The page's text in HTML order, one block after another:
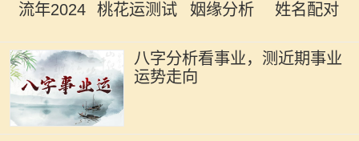
流年2024 桃花运测试 姻缘分析 姓名配对
八字分析看事业，测近期事业
运势走向